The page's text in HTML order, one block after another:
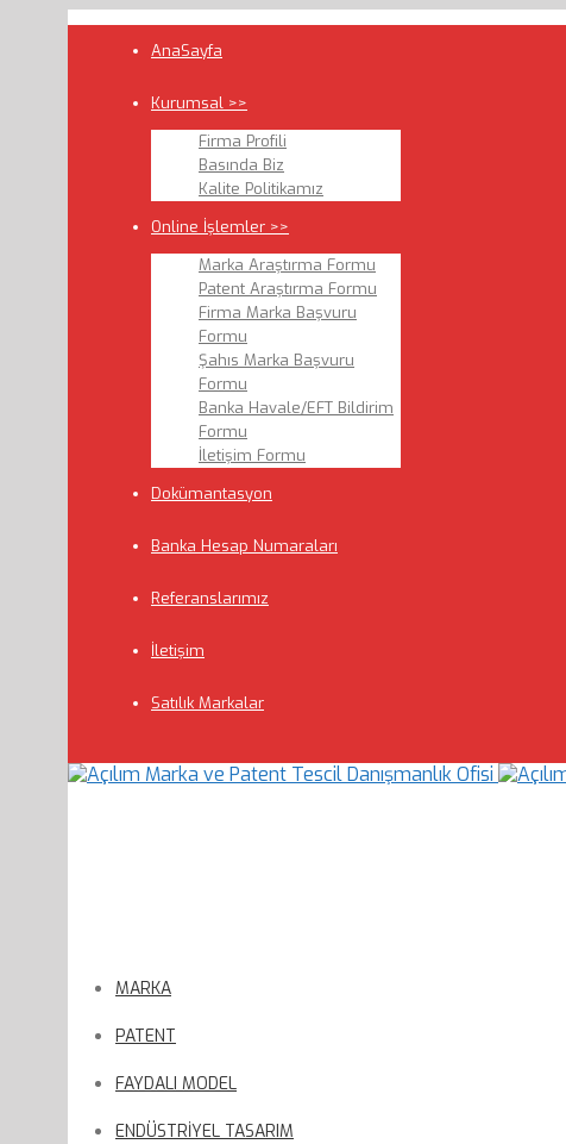
AnaSayfa
Kurumsal >>
Firma Profili
Basında Biz
Kalite Politikamız
Online İşlemler >>
Marka Araştırma Formu
Patent Araştırma Formu
Firma Marka Başvuru
Formu
Şahıs Marka Başvuru
Formu
Banka Havale/EFT Bildirim
Formu
İletişim Formu
Dokümantasyon
Banka Hesap Numaraları
Referanslarımız
İletişim
Satılık Markalar
MARKA
PATENT
FAYDALI MODEL
ENDÜSTRİYEL TASARIM